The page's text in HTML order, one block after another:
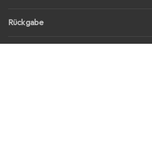
Rückgabe